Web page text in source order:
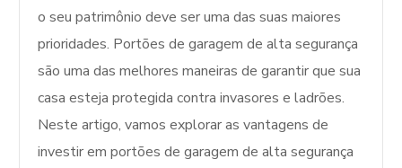
o seu patrimônio deve ser uma das suas maiores
prioridades. Portões de garagem de alta segurança
são uma das melhores maneiras de garantir que sua
casa esteja protegida contra invasores e ladrões.
Neste artigo, vamos explorar as vantagens de
investir em portões de garagem de alta segurança